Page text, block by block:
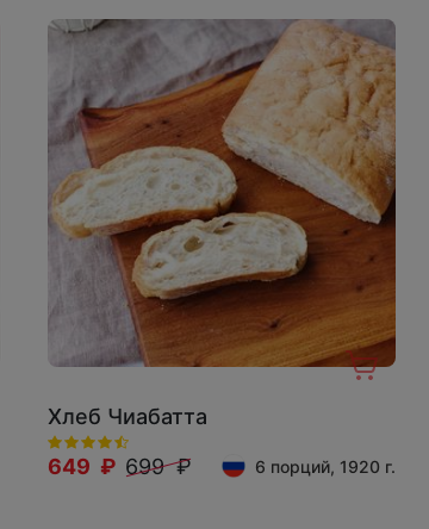
Хлеб Чиабатта
649 ₽ 699 ₽ 6 порций, 1920 г.